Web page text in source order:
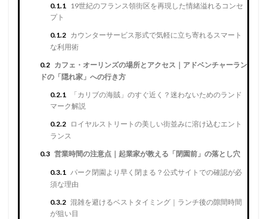
0.1.1
19世紀のフランス領街区を再現した情緒溢れるコンセ
プト
0.1.2 カウンターサービス形式で気軽に立ち寄れるスマート
な利用術
0.2 カフェ・オーリンズの場所とアクセス｜アドベンチャーラン
ドの「隠れ家」への行き方
0.2.1
「カリブの海賊」のすぐ近く？迷わないためのランド
マーク解説
0.2.2 ロイヤルストリートの美しい街並みに溶け込むエント
ランス
0.3 営業時間の注意点｜起業家が教える「閉園前」の落とし穴
0.3.1 パーク閉園より早く閉まる？公式サイトでの確認が必
須な理由
0.3.2 混雑を避けるベストタイミング｜ランチ後の隙間時間
が狙い目